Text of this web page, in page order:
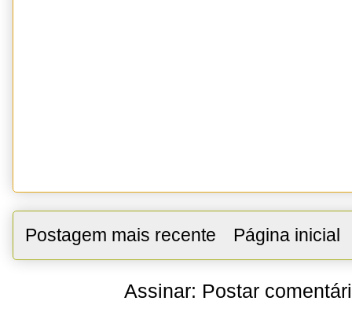
Postagem mais recente Página inicial
Assinar: Postar